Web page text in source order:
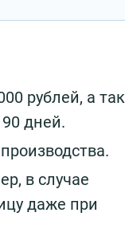
рублей, а так
дней.
в случае
даже при